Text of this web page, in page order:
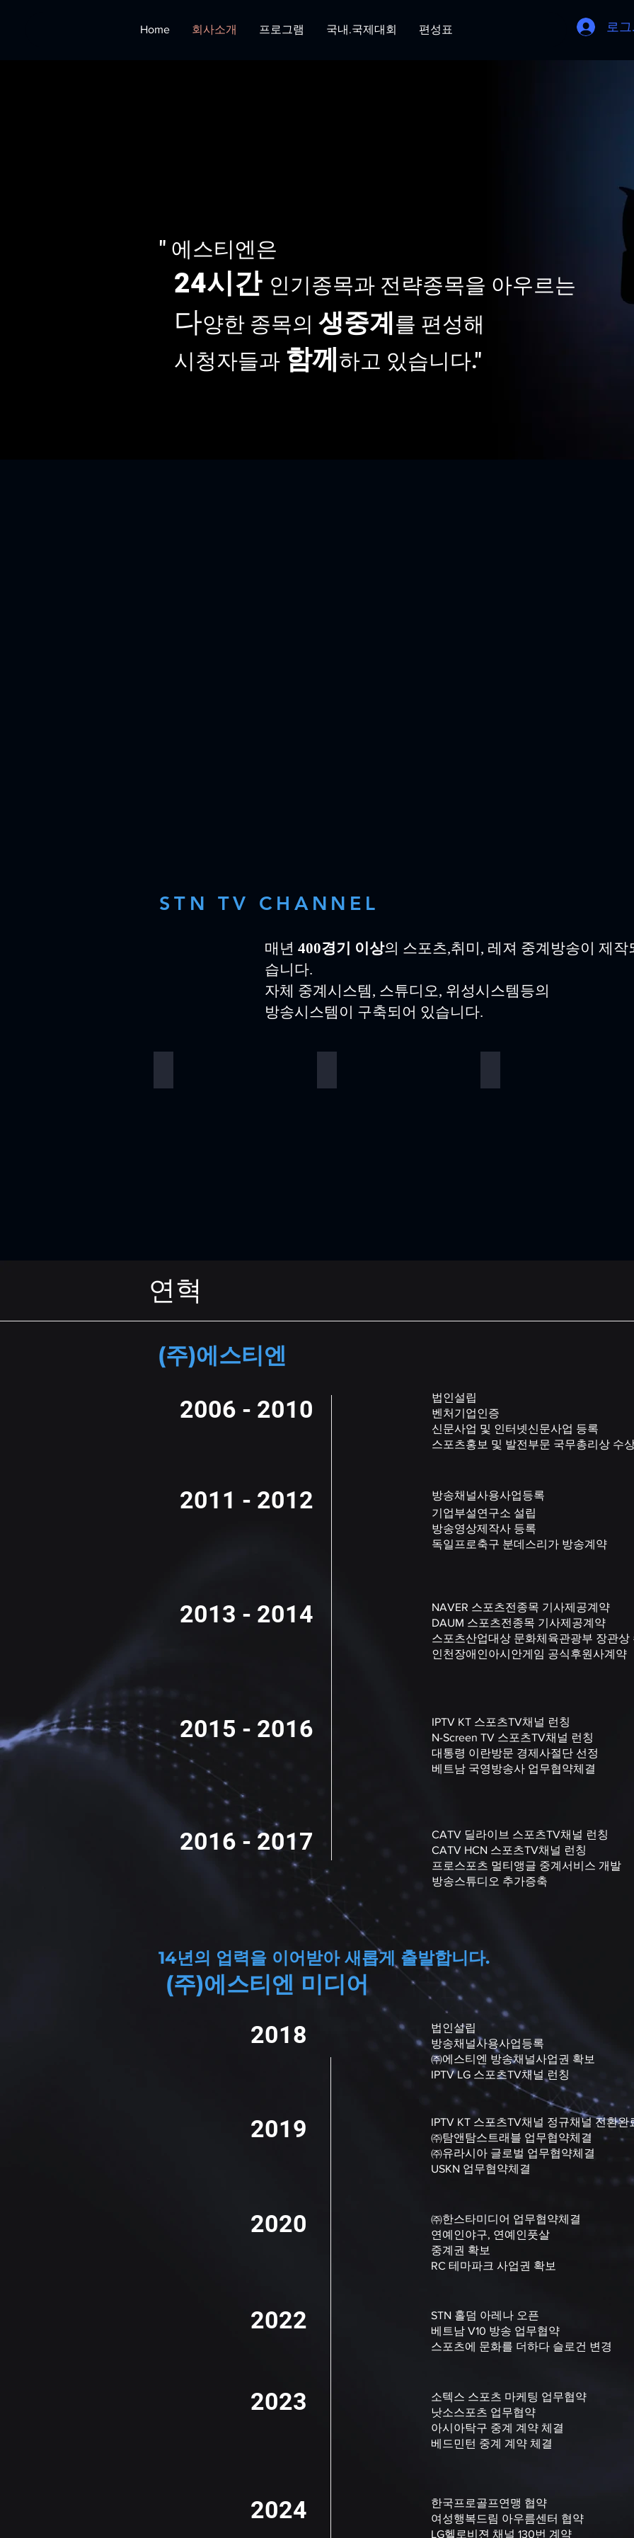
Home 회사소개 프로그램 국내.국제대회 편성표 로
" 에스티엔은
24시간 인기종목과 전략종목을 아우르는
다양한 종목의 생중계를 편성해
시청자들과 함께하고 있습니다."
STN TV CHANNEL
매년 400경기 이상의 스포츠,취미, 레져 중계방송이 제작
습니다.
​자체 중계시스템, 스튜디오, 위성시스템등의
방송시스템이 구축되어 있습니다.
연혁
(주)에스티엔
2006 - 2010
2011 - 2012
2013 - 2014
2015 - 2016
2016 - 2017
법인설립
벤처기업인증
신문사업 및 인터넷신문사업 등록
스포츠홍보 및 발전부문 국무총리상 수
방송채널사용사업등록
기업부설연구소 설립
방송영상제작사 등록
독일프로축구 분데스리가 방송계약
NAVER 스포츠전종목 기사제공계약
DAUM 스포츠전종목 기사제공계약
스포츠산업대상 문화체육관광부 장관상
인천장애인아시안게임 공식후원사계약
IPTV KT 스포츠TV채널 런칭
N-Screen TV 스포츠TV채널 런칭
대통령 이란방문 경제사절단 선정
베트남 국영방송사 업무협약체결
CATV 딜라이브 스포츠TV채널 런칭
CATV HCN 스포츠TV채널 런칭
프로스포츠 멀티앵글 중계서비스 개발
방송스튜디오 추가증축
14년의 업력을 이어받아 새롭게 출발합니다.
(주)에스티엔 미디어
2018
2019
2020
2022
2023
2024
법인설립
방송채널사용사업등록
㈜에스티엔 방송채널사업권 확보
IPTV LG 스포츠TV채널 런칭
IPTV KT 스포츠TV채널 정규채널 전환완
㈜탐앤탐스트래블 업무협약체결
㈜유라시아 글로벌 업무협약체결
USKN 업무협약체결
㈜한스타미디어 업무협약체결
연예인야구, 연예인풋살
중계권 확보
RC 테마파크 사업권 확보
STN 홀덤 아레나 오픈
베트남 V10 방송 업무협약
스포츠에 문화를 더하다 슬로건 변경
소텍스 스포츠 마케팅 업무협약
낫소스포츠 업무협약
아시아탁구 중계 계약 체결
베드민턴 중계 계약 체결
한국프로골프연맹 협약
여성행복드림 아우름센터 협약
LG헬로비젼 채널 130번 계약